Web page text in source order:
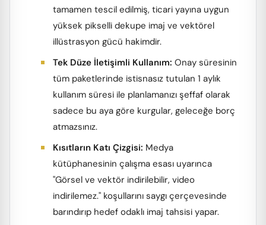
tamamen tescil edilmiş, ticari yayına uygun
yüksek pikselli dekupe imaj ve vektörel
illüstrasyon gücü hakimdir.
Tek Düze İletişimli Kullanım: Onay süresinin
tüm paketlerinde istisnasız tutulan 1 aylık
kullanım süresi ile planlamanızı şeffaf olarak
sadece bu aya göre kurgular, geleceğe borç
atmazsınız.
Kısıtların Katı Çizgisi: Medya
kütüphanesinin çalışma esası uyarınca
"Görsel ve vektör indirilebilir, video
indirilemez." koşullarını saygı çerçevesinde
barındırıp hedef odaklı imaj tahsisi yapar.